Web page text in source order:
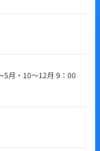
・10～12月 9：00